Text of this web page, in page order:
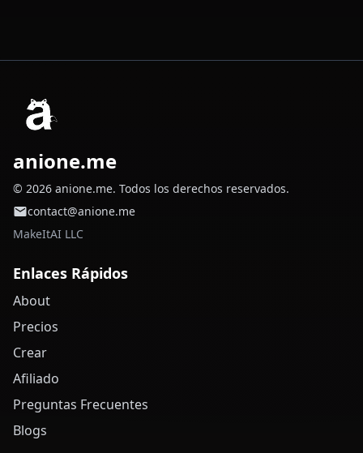
anione.me
© 2026 anione.me. Todos los derechos reservados.
contact@anione.me
MakeItAI LLC
Enlaces Rápidos
About
Precios
Crear
Afiliado
Preguntas Frecuentes
Blogs